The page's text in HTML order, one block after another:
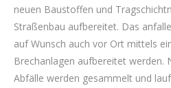
neuen Baustoffen und
Straßenbau aufbereitet. Das
auf Wunsch auch vor Ort mittels
Brechanlagen aufbereitet werden.
Abfälle werden gesammelt und